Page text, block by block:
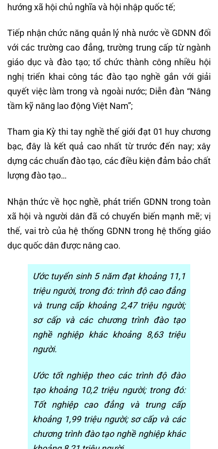
hướng xã hội chủ nghĩa và hội nhập quốc tế;
Tiếp nhận chức năng quản lý nhà nước về GDNN đối
với các trường cao đẳng, trường trung cấp từ ngành
giáo dục và đào tạo; tổ chức thành công nhiều hội
nghị triển khai công tác đào tạo nghề gắn với giải
quyết việc làm trong và ngoài nước; Diễn đàn “Nâng
tầm kỹ năng lao động Việt Nam”;
Tham gia Kỳ thi tay nghề thế giới đạt 01 huy chương
bạc, đây là kết quả cao nhất từ trước đến nay; xây
dựng các chuẩn đào tạo, các điều kiện đảm bảo chất
lượng đào tạo…
Nhận thức về học nghề, phát triển GDNN trong toàn
xã hội và người dân đã có chuyển biến mạnh mẽ; vị
thế, vai trò của hệ thống GDNN trong hệ thống giáo
dục quốc dân được nâng cao.
Ước tuyển sinh 5 năm đạt khoảng 11,1
triệu người, trong đó: trình độ cao đẳng
và trung cấp khoảng 2,47 triệu người;
sơ cấp và các chương trình đào tạo
nghề nghiệp khác khoảng 8,63 triệu
người.
Ước tốt nghiệp theo các trình độ đào
tạo khoảng 10,2 triệu người; trong đó:
Tốt nghiệp cao đẳng và trung cấp
khoảng 1,99 triệu người; sơ cấp và các
chương trình đào tạo nghề nghiệp khác